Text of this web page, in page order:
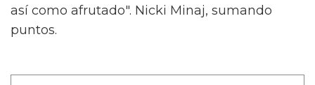
así como afrutado". Nicki Minaj, sumando
puntos.